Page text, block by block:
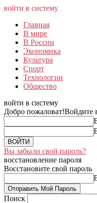
войти в систему
Главная
В мире
В России
Экономика
Культура
Спорт
Технологии
Общество
войти в систему
Добро пожаловат!Войдите
Вы забыли свой пароль?
восстановление пароля
Восстановите свой пароль
Поиск